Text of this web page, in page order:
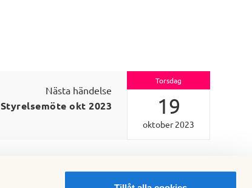
Nästa händelse
Styrelsemöte okt 2023
Torsdag
19
oktober 2023